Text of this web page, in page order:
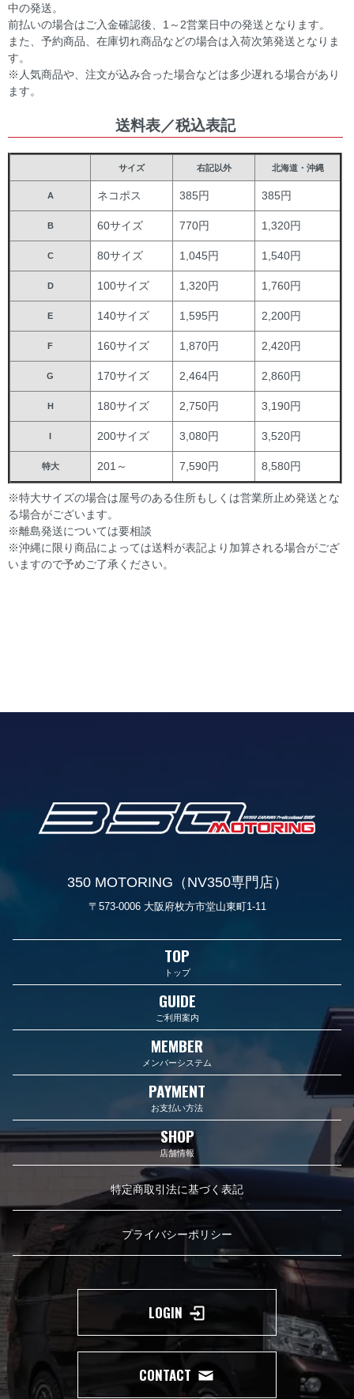
中の発送。
前払いの場合はご入金確認後、1～2営業日中の発送となります。
また、予約商品、在庫切れ商品などの場合は入荷次第発送となりま
す。
※人気商品や、注文が込み合った場合などは多少遅れる場合があり
ます。
送料表／税込表記
サイズ 右記以外 北海道・沖縄
A ネコポス 385円 385円
B 60サイズ 770円 1,320円
C 80サイズ 1,045円 1,540円
D 100サイズ 1,320円 1,760円
E 140サイズ 1,595円 2,200円
F 160サイズ 1,870円 2,420円
G 170サイズ 2,464円 2,860円
H 180サイズ 2,750円 3,190円
I 200サイズ 3,080円 3,520円
特大 201～ 7,590円 8,580円
※特大サイズの場合は屋号のある住所もしくは営業所止め発送とな
る場合がございます。
※離島発送については要相談
※沖縄に限り商品によっては送料が表記より加算される場合がござ
いますので予めご了承ください。
350 MOTORING（NV350専門店）
〒573-0006 大阪府枚方市堂山東町1-11
TOP
トップ
GUIDE
ご利用案内
MEMBER
メンバーシステム
PAYMENT
お支払い方法
SHOP
店舗情報
特定商取引法に基づく表記
プライバシーポリシー
LOGIN
CONTACT